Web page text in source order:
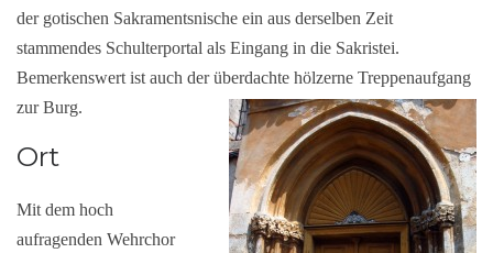
der gotischen Sakramentsnische ein aus derselben Zeit
stammendes Schulterportal als Eingang in die Sakristei.
Bemerkenswert ist auch der überdachte hölzerne Treppenaufgang
zur Burg.
Ort
Mit dem hoch
aufragenden Wehrchor